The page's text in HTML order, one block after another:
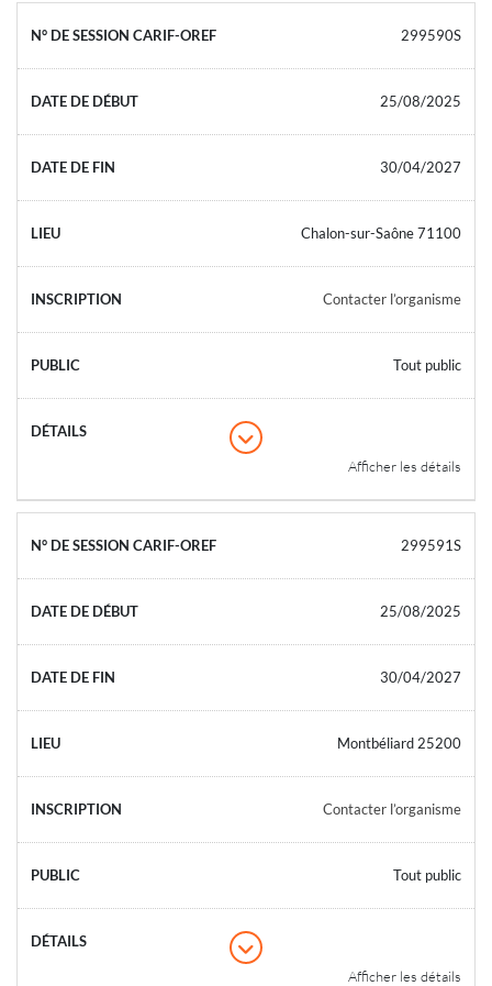
299590S
25/08/2025
30/04/2027
Chalon-sur-Saône 71100
Contacter l’organisme
Tout public
Afficher les détails
299591S
25/08/2025
30/04/2027
Montbéliard 25200
Contacter l’organisme
Tout public
Afficher les détails